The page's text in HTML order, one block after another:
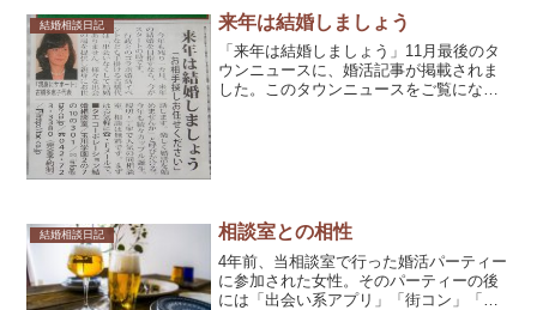
結婚相談日記 来年は結婚しましょう
「来年は結婚しましょう」11月最後のタ
ウンニュースに、婚活記事が掲載されま
した。このタウンニュースをご覧になっ
結婚相談日記 相談室との相性
4年前、当相談室で行った婚活パーティー
に参加された女性。そのパーティーの後
には「出会い系アプリ」「街コン」「婚